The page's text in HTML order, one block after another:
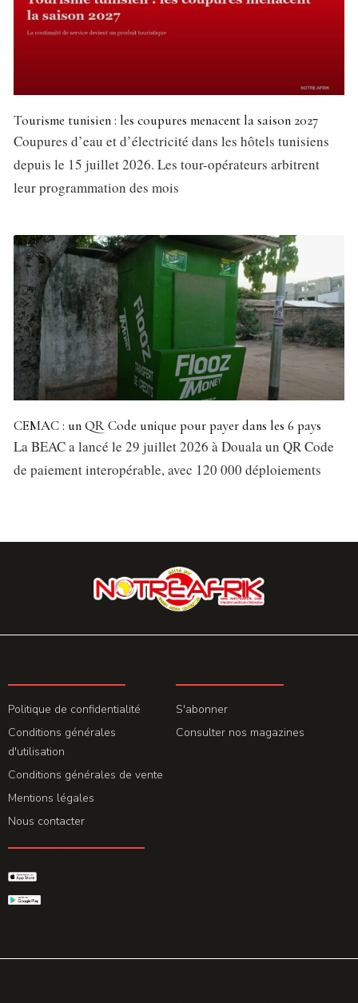
Tourisme tunisien : les coupures menacent la saison 2027
Coupures d’eau et d’électricité dans les hôtels tunisiens
depuis le 15 juillet 2026. Les tour-opérateurs arbitrent
leur programmation des mois
CEMAC : un QR Code unique pour payer dans les 6 pays
La BEAC a lancé le 29 juillet 2026 à Douala un QR Code
de paiement interopérable, avec 120 000 déploiements
Politique de confidentialité
Conditions générales
d'utilisation
Conditions générales de vente
Mentions légales
Nous contacter
S'abonner
Consulter nos magazines